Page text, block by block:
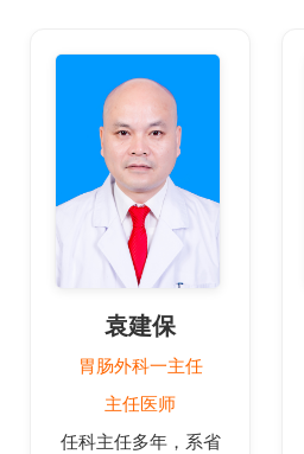
袁建保
胃肠外科一主任
主任医师
任科主任多年，系省